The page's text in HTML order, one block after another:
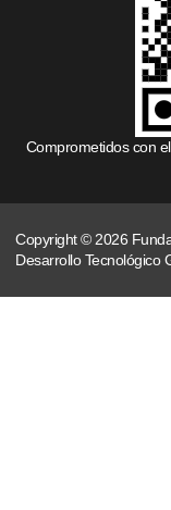
Comprometidos con
Copyright © 2026
Desarrollo Tecnológico